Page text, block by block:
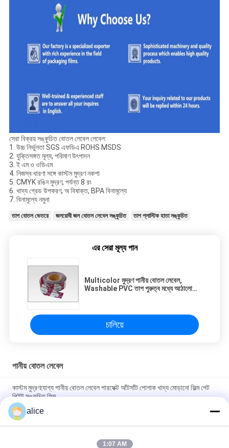
সেরা বিক্রয় সঙ্কুচিত বোতল লেবেল লেবেল:
1. উচ্চ নির্ভুলতা SGS এফডিএ ROHS MSDS
2. যুক্তিসঙ্গত মূল্য, পরিমাণ উৎপাদন
3. ই এম ও ওডিএম
4. নিজস্ব ধারণা সঙ্গে কাস্টম মুদ্রণ নকশা
5. CMYK রঙিন মুদ্রণ, পর্যন্ত 8 রং
6. খাদ্য গ্রেড উপকরণ, অ বিষাক্ত, BPA বিনামূল্যে
7. বিনামূল্যে নমুনা
তাপ বোতল ভেতরে জলরোধী জল বোতল লেবেল সঙ্কুচিত তাপ প্লাস্টিক হাতা সঙ্কুচিত
এর সেরা মূল্য পান
Multicolor মুদ্রণ পানীয় বোতল লেবেল,
Washable PVC তাপ পুরুত্ব মধ্যে আঠালো
চালিয়ে
পানীয় বোতল লেবেল
কাস্টম মুদ্রণযোগ্য পানীয় বোতল লেবেল পারফেক্ট আঁটসাঁট পোশাক খাদ্য মোড়ানো ফিল্ম পেট
পিইট সঙ্কুচিত ফিল্ম
খাদ্য প্যাকেজিং সঙ্কুচিত বোতল লেবেল লেবেল পিভিসি PET ওয়াইন বোতল জন্য ফিল্ম
উপাদান সঙ্কুচিত
alice
1:07 AM